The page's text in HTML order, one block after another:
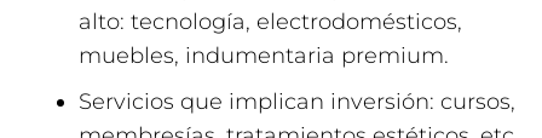
alto: tecnología, electrodomésticos,
muebles, indumentaria premium.
Servicios que implican inversión: cursos,